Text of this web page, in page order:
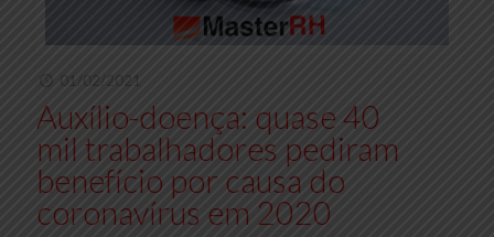
01/02/2021
Auxílio-doença: quase 40
mil trabalhadores pediram
benefício por causa do
coronavírus em 2020